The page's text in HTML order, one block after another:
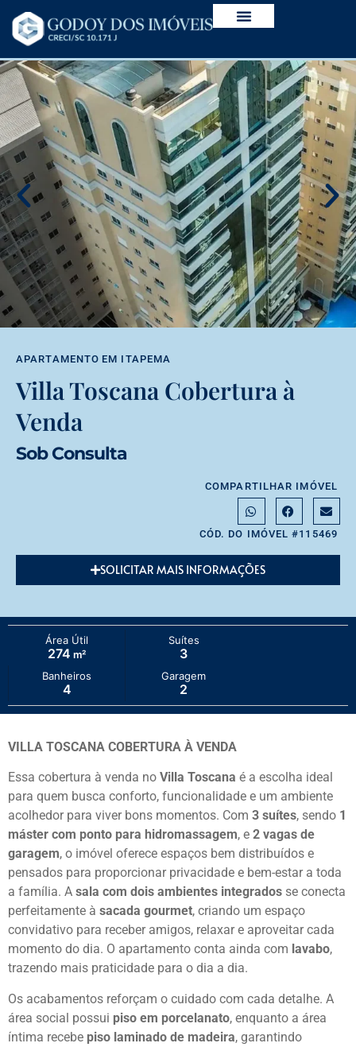
APARTAMENTO EM ITAPEMA
Villa Toscana Cobertura à
Venda
Sob Consulta
COMPARTILHAR IMÓVEL
CÓD. DO IMÓVEL #115469
SOLICITAR MAIS INFORMAÇÕES
Área Útil
274 m²
Suítes
3
Banheiros
4
Garagem
2
VILLA TOSCANA COBERTURA À VENDA
Essa cobertura à venda no Villa Toscana é a escolha ideal
para quem busca conforto, funcionalidade e um ambiente
acolhedor para viver bons momentos. Com 3 suítes, sendo 1
máster com ponto para hidromassagem, e 2 vagas de
garagem, o imóvel oferece espaços bem distribuídos e
pensados para proporcionar privacidade e bem-estar a toda
a família. A sala com dois ambientes integrados se conecta
perfeitamente à sacada gourmet, criando um espaço
convidativo para receber amigos, relaxar e aproveitar cada
momento do dia. O apartamento conta ainda com lavabo,
trazendo mais praticidade para o dia a dia.
Os acabamentos reforçam o cuidado com cada detalhe. A
área social possui piso em porcelanato, enquanto a área
íntima recebe piso laminado de madeira, garantindo